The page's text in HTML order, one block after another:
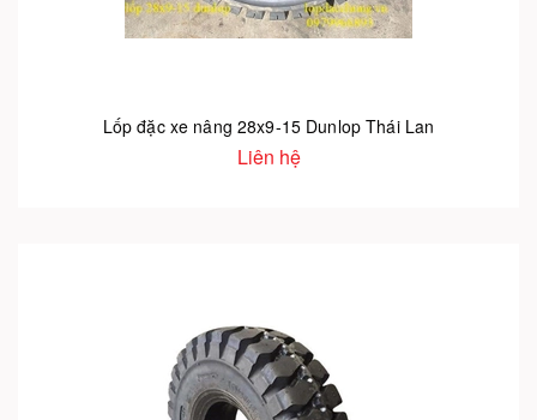
Lốp đặc xe nâng 28x9-15 Dunlop Thái Lan
Liên hệ